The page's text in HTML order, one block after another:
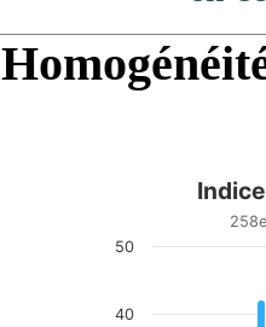
Indice d homogénéité
Bar chart with 20 bars.
The chart has 1 X axis
40
50